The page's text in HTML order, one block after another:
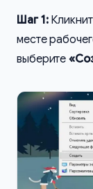
Шаг 1:
месте
выберите